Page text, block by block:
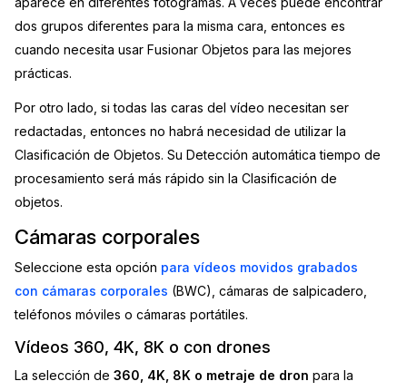
dos grupos diferentes para la misma cara, entonces es
cuando necesita usar Fusionar Objetos para las mejores
prácticas.
Por otro lado, si todas las caras del vídeo necesitan ser
redactadas, entonces no habrá necesidad de utilizar la
Clasificación de Objetos. Su Detección automática tiempo de
procesamiento será más rápido sin la Clasificación de
objetos.
Cámaras corporales
Seleccione esta opción para vídeos movidos grabados
con cámaras corporales (BWC), cámaras de salpicadero,
teléfonos móviles o cámaras portátiles.
Vídeos 360, 4K, 8K o con drones
La selección de 360, 4K, 8K o metraje de dron para la